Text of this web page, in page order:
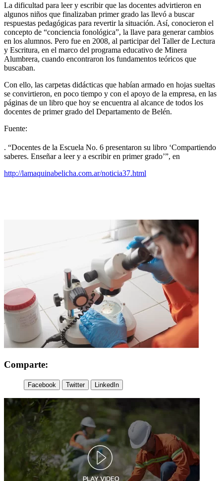
La dificultad para leer y escribir que las docentes advirtieron en
algunos niños que finalizaban primer grado las llevó a buscar
respuestas pedagógicas para revertir la situación. Así, conocieron el
concepto de “conciencia fonológica”, la llave para generar cambios
en los alumnos. Pero fue en 2008, al participar del Taller de Lectura
y Escritura, en el marco del programa educativo de Minera
Alumbrera, cuando encontraron los fundamentos teóricos que
buscaban.
Con ello, las carpetas didácticas que habían armado en hojas sueltas
se convirtieron, en poco tiempo y con el apoyo de la empresa, en las
páginas de un libro que hoy se encuentra al alcance de todos los
docentes de primer grado del Departamento de Belén.
Fuente:
. “Docentes de la Escuela No. 6 presentaron su libro ‘Compartiendo
saberes. Enseñar a leer y a escribir en primer grado’”, en
http://lamaquinabelicha.com.ar/noticia37.html
Comparte:
Facebook Twitter LinkedIn